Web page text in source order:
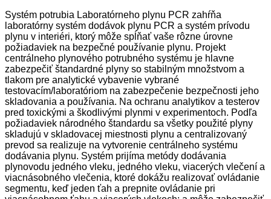
Systém potrubia Laboratórneho plynu PCR zahŕňa
laboratórny systém dodávok plynu PCR a systém prívodu
plynu v interiéri, ktorý môže spĺňať vaše rôzne úrovne
požiadaviek na bezpečné používanie plynu. Projekt
centrálneho plynového potrubného systému je hlavne
zabezpečiť štandardné plyny so stabilným množstvom a
tlakom pre analytické vybavenie vybrané
testovacím/laboratóriom na zabezpečenie bezpečnosti jeho
skladovania a používania. Na ochranu analytikov a testerov
pred toxickými a škodlivými plynmi v experimentoch. Podľa
požiadaviek národného štandardu sa všetky použité plyny
skladujú v skladovacej miestnosti plynu a centralizovaný
prevod sa realizuje na vytvorenie centrálneho systému
dodávania plynu. Systém prijíma metódy dodávania
plynovodu jedného vleku, jedného vleku, viacerých vlečení a
viacnásobného vlečenia, ktoré dokážu realizovať ovládanie
segmentu, keď jeden ťah a prepnite ovládanie pri